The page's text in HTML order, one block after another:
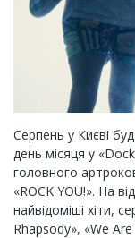
Серпень у Києві
день місяця у
головного
«ROCK YOU!». На
найвідоміші хіти,
Rhapsody», «We